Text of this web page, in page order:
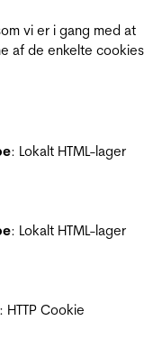
vi er i gang med at
af de enkelte cookies
: Lokalt HTML-lager
: Lokalt HTML-lager
: HTTP Cookie